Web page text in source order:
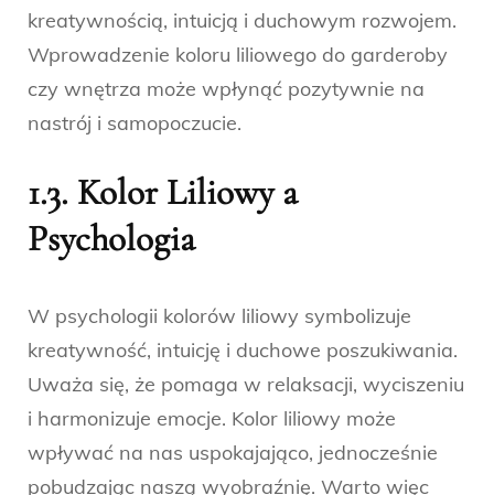
kreatywnością, intuicją i duchowym rozwojem.
Wprowadzenie koloru liliowego do garderoby
czy wnętrza może wpłynąć pozytywnie na
nastrój i samopoczucie.
1.3. Kolor Liliowy a
Psychologia
W psychologii kolorów liliowy symbolizuje
kreatywność, intuicję i duchowe poszukiwania.
Uważa się, że pomaga w relaksacji, wyciszeniu
i harmonizuje emocje. Kolor liliowy może
wpływać na nas uspokajająco, jednocześnie
pobudzając naszą wyobraźnię. Warto więc